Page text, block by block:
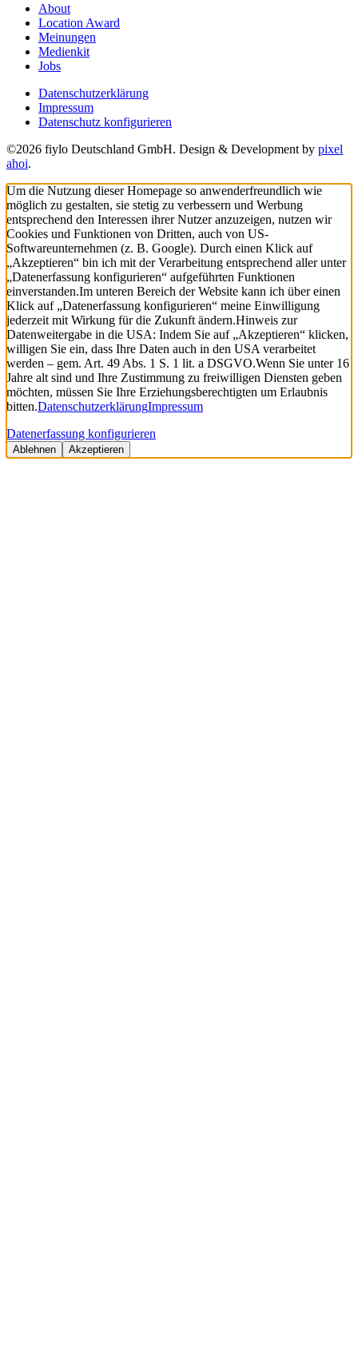
About
Location Award
Meinungen
Medienkit
Jobs
Datenschutzerklärung
Impressum
Datenschutz konfigurieren
©2026 fiylo Deutschland GmbH. Design & Development by pixel
ahoi.
Um die Nutzung dieser Homepage so anwenderfreundlich wie
möglich zu gestalten, sie stetig zu verbessern und Werbung
entsprechend den Interessen ihrer Nutzer anzuzeigen, nutzen wir
Cookies und Funktionen von Dritten, auch von US-
Softwareunternehmen (z. B. Google). Durch einen Klick auf
„Akzeptieren“ bin ich mit der Verarbeitung entsprechend aller unter
„Datenerfassung konfigurieren“ aufgeführten Funktionen
einverstanden.Im unteren Bereich der Website kann ich über einen
Klick auf „Datenerfassung konfigurieren“ meine Einwilligung
jederzeit mit Wirkung für die Zukunft ändern.Hinweis zur
Datenweitergabe in die USA: Indem Sie auf „Akzeptieren“ klicken,
willigen Sie ein, dass Ihre Daten auch in den USA verarbeitet
werden – gem. Art. 49 Abs. 1 S. 1 lit. a DSGVO.Wenn Sie unter 16
Jahre alt sind und Ihre Zustimmung zu freiwilligen Diensten geben
möchten, müssen Sie Ihre Erziehungsberechtigten um Erlaubnis
bitten.DatenschutzerklärungImpressum
Datenerfassung konfigurieren
Ablehnen Akzeptieren